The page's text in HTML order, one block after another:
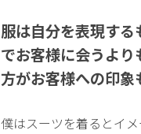
服は自分を表現す
でお客様に会うよ
方がお客様への印象
僕はスーツを着るとイ